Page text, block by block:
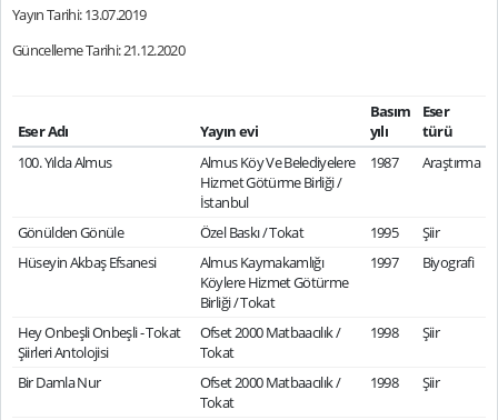
Yayın Tarihi: 13.07.2019
Güncelleme Tarihi: 21.12.2020
Eser Adı Yayın evi
Basım
yılı
Eser
türü
100. Yılda Almus
Almus Köy Ve Belediyelere
Hizmet Götürme Birliği /
İstanbul
1987 Araştırma
Gönülden Gönüle Özel Baskı / Tokat 1995
Şiir
Hüseyin Akbaş Efsanesi
Almus Kaymakamlığı
Köylere Hizmet Götürme
Birliği / Tokat
1997 Biyografi
Hey Onbeşli Onbeşli - Tokat
Şiirleri Antolojisi
Ofset 2000 Matbaacılık /
Tokat
1998 Şiir
Bir Damla Nur
Ofset 2000 Matbaacılık /
Tokat
1998 Şiir